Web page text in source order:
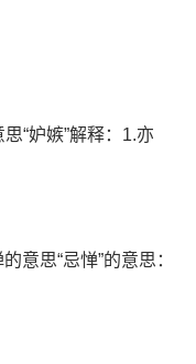
“妒嫉”解释：1.亦
意思“忌惮”的意思：